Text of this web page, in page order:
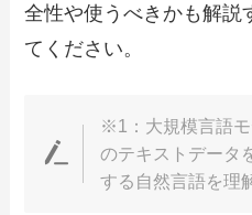
全性や使うべきかも解説
てください。
※1：大規模言語モ
のテキストデータ
する自然言語を理